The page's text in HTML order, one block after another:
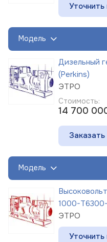
Уточнить
Модель
Дизельный
(Perkins)
ЭТРО
Стоимость:
14 700
Заказать
Модель
1000-
ЭТРО
Уточнить